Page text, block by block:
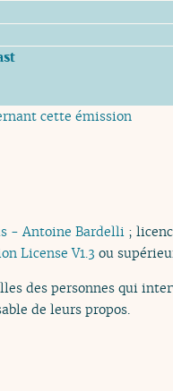
cette émission
- Antoine Bardelli ;
License V1.3 ou
des personnes qui
de leurs propos.